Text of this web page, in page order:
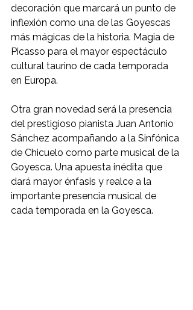
decoración que marcará un punto de
inflexión como una de las Goyescas
más mágicas de la historia. Magia de
Picasso para el mayor espectáculo
cultural taurino de cada temporada
en Europa.
Otra gran novedad será la presencia
del prestigioso pianista Juan Antonio
Sánchez acompañando a la Sinfónica
de Chicuelo como parte musical de la
Goyesca. Una apuesta inédita que
dará mayor énfasis y realce a la
importante presencia musical de
cada temporada en la Goyesca.